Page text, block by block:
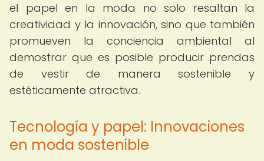
el papel en la moda no solo resaltan la
creatividad y la innovación, sino que también
promueven la conciencia ambiental al
demostrar que es posible producir prendas
de vestir de manera sostenible y
estéticamente atractiva.
Tecnología y papel: Innovaciones
en moda sostenible